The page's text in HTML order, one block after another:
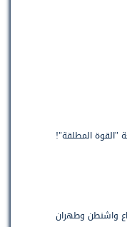
"القوة المطلقة"!
واشنطن وطهران